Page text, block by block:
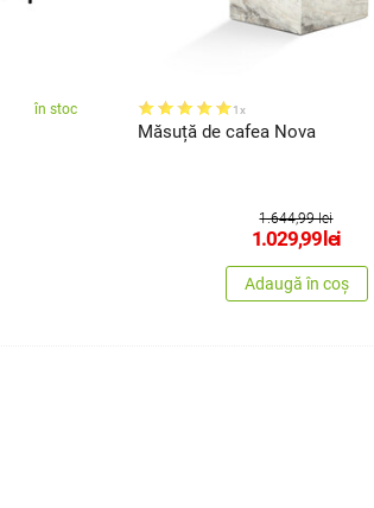
în stoc 1x
Măsuță de cafea Nova
1.644,99 lei
1.029,99lei
Adaugă în coș